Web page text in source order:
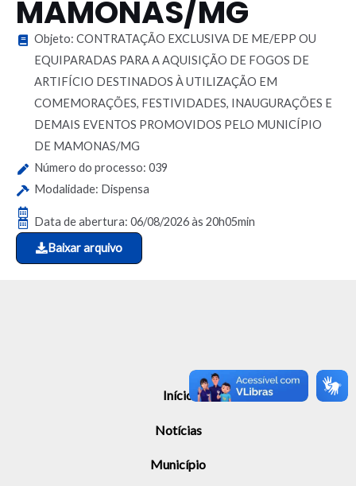
MAMONAS/MG
Objeto: CONTRATAÇÃO EXCLUSIVA DE ME/EPP OU
EQUIPARADAS PARA A AQUISIÇÃO DE FOGOS DE
ARTIFÍCIO DESTINADOS À UTILIZAÇÃO EM
COMEMORAÇÕES, FESTIVIDADES, INAUGURAÇÕES E
DEMAIS EVENTOS PROMOVIDOS PELO MUNICÍPIO
DE MAMONAS/MG
Número do processo: 039
Modalidade: Dispensa
Data de abertura: 06/08/2026 às 20h05min
Baixar arquivo
Início
Notícias
Município